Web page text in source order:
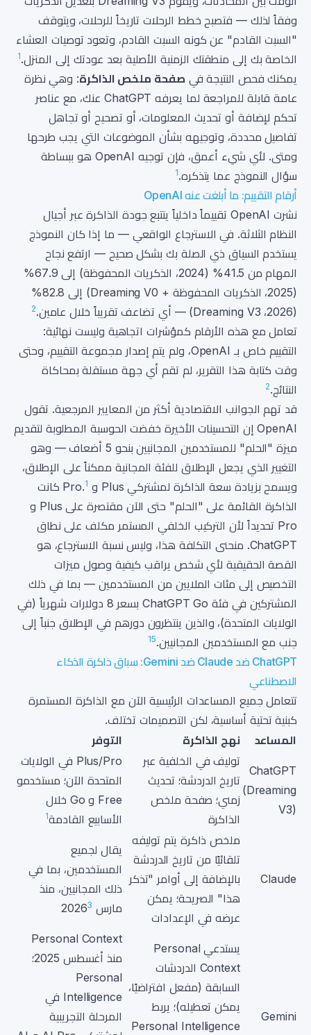
وفقاً لذلك — فتصبح خطط الرحلات تاريخاً للرحلات، ويتوقف
"السبت القادم" عن كونه السبت القادم، وتعود توصيات العشاء
الخاصة بك إلى منطقتك الزمنية الأصلية بعد عودتك إلى المنزل.1
يمكنك فحص النتيجة فيصفحة ملخص الذاكرة: وهي نظرة
عامة قابلة للمراجعة لما يعرفه ChatGPT عنك، مع عناصر
تحكم لإضافة أو تحديث المعلومات، أو تصحيح أو تجاهل
تفاصيل محددة، وتوجيهه بشأن الموضوعات التي يجب طرحها
ومتى. لأي شيء أعمق، فإن توجيه OpenAI هو ببساطة
سؤال النموذج عما يتذكره.1
أرقام التقييم: ما أبلغت عنه OpenAI
نشرت OpenAI تقييماً داخلياً يتتبع جودة الذاكرة عبر أجيال
النظام الثلاثة. في الاسترجاع الواقعي — ما إذا كان النموذج
يستخدم السياق ذي الصلة بك بشكل صحيح — ارتفع نجاح
المهام من 41.5% (2024، الذكريات المحفوظة) إلى 67.9%
(2025، الذكريات المحفوظة + Dreaming V0) إلى 82.8%
(2026، Dreaming V3) — أي تضاعف تقريباً خلال عامين.
2
تعامل مع هذه الأرقام كمؤشرات اتجاهية وليست نهائية:
التقييم خاص بـ OpenAI، ولم يتم إصدار مجموعة التقييم، وحتى
وقت كتابة هذا التقرير، لم تقم أي جهة مستقلة بمحاكاة
النتائج.2
قد تهم الجوانب الاقتصادية أكثر من المعايير المرجعية. تقول
OpenAI إن التحسينات الأخيرة خفضت الحوسبة المطلوبة لتقديم
ميزة "الحلم" للمستخدمين المجانيين بنحو 5 أضعاف — وهو
التغيير الذي يجعل الإطلاق للفئة المجانية ممكناً على الإطلاق،
ويسمح بزيادة سعة الذاكرة لمشتركي Plus و Pro.
1
كانت
الذاكرة القائمة على "الحلم" حتى الآن مقتصرة على Plus و
Pro تحديداً لأن التركيب الخلفي المستمر مكلف على نطاق
ChatGPT. منحنى التكلفة هذا، وليس نسبة الاسترجاع، هو
القصة الحقيقية لأي شخص يراقب كيفية وصول ميزات
التخصيص إلى مئات الملايين من المستخدمين — بما في ذلك
المشتركين في فئة ChatGPT Go بسعر 8 دولارات شهرياً (في
الولايات المتحدة)، والذين ينتظرون دورهم في الإطلاق جنباً إلى
جنب مع المستخدمين المجانيين. 15
ChatGPT ضد Claude ضد Gemini: سباق ذاكرة الذكاء
الاصطناعي
تتعامل جميع المساعدات الرئيسية الآن مع الذاكرة المستمرة
كبنية تحتية أساسية، لكن التصميمات تختلف.
المساعد
نهج الذاكرة التوفر
ChatGPT
(Dreaming
V3)
توليف في الخلفية عبر
تاريخ الدردشة؛ تحديث
زمني؛ صفحة ملخص
الذاكرة
Plus/Pro في الولايات
المتحدة الآن؛ مستخدمو
Free و Go خلال
الأسابيع القادمة1
Claude
ملخص ذاكرة يتم توليفه
تلقائيًا من تاريخ الدردشة
بالإضافة إلى أوامر "تذكر
هذا" الصريحة؛ يمكن
عرضه في الإعدادات
يقال لجميع
المستخدمين، بما في
ذلك المجانيين، منذ
مارس 2026 3
Gemini
يستدعي Personal
Context الدردشات
السابقة (مفعل افتراضيًا،
يمكن تعطيله)؛ يربط
Personal Intelligence
Personal Context
منذ أغسطس 2025؛
Personal
Intelligence في
المرحلة التجريبية